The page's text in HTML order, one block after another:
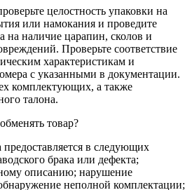
целостность упаковки на
или намокания и проведите
на наличие царапин, сколов и
Проверьте соответствие
характеристикам и
с указанными в документации.
комплектующих, а также
талона.
товар?
предоставляется в следующих
брака или дефекта;
описанию; нарушение
неполной комплектации;